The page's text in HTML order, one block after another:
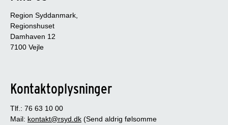
Region Syddanmark,
Regionshuset
Damhaven 12
7100 Vejle
Kontaktoplysninger
Tlf.: 76 63 10 00
Mail: kontakt@rsyd.dk (Send aldrig følsomme